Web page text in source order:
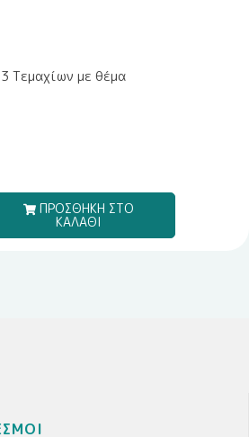
Τεμαχίων με θέμα
ΠΡΟΣΘΗΚΗ ΣΤΟ
ΚΑΛΑΘΙ